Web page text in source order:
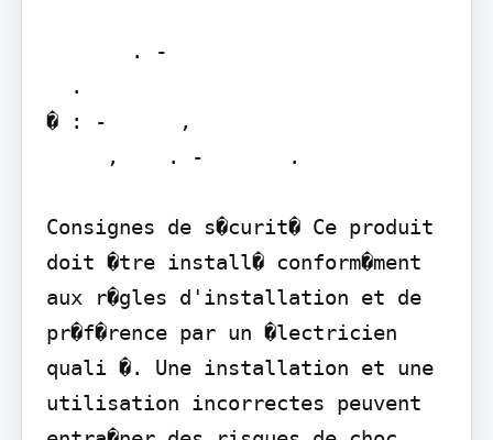
� : -      ,
Consignes de s�curit� Ce produit
doit �tre install� conform�ment
aux r�gles d'installation et de
pr�f�rence par un �lectricien
quali �. Une installation et une
utilisation incorrectes peuvent